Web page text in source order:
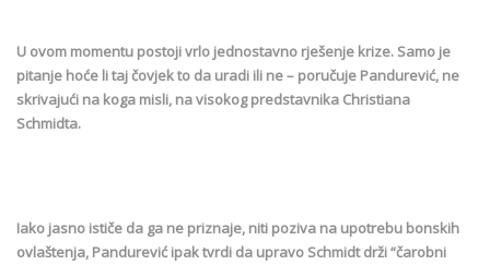
U ovom momentu postoji vrlo jednostavno rješenje krize. Samo je
pitanje hoće li taj čovjek to da uradi ili ne – poručuje Pandurević, ne
skrivajući na koga misli, na visokog predstavnika Christiana
Schmidta.
Iako jasno ističe da ga ne priznaje, niti poziva na upotrebu bonskih
ovlaštenja, Pandurević ipak tvrdi da upravo Schmidt drži “čarobni